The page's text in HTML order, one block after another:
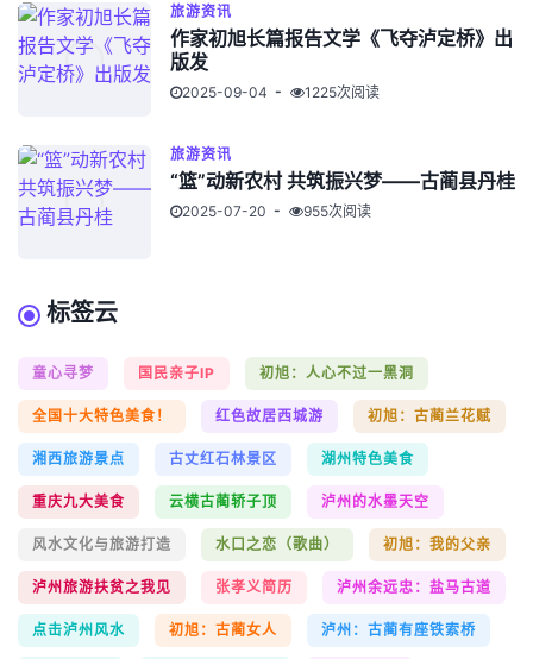
旅游资讯
作家初旭长篇报告文学《飞夺泸定桥》出
版发
2025-09-04 1225次阅读
旅游资讯
“篮”动新农村 共筑振兴梦——古蔺县丹桂
2025-07-20 955次阅读
标签云
童心寻梦 国民亲子IP 初旭：人心不过一黑洞
全国十大特色美食！ 红色故居西城游 初旭：古蔺兰花赋
湘西旅游景点 古丈红石林景区 湖州特色美食
重庆九大美食 云横古蔺轿子顶 泸州的水墨天空
风水文化与旅游打造 水口之恋（歌曲） 初旭：我的父亲
泸州旅游扶贫之我见 张孝义简历 泸州余远忠：盐马古道
点击泸州风水 初旭：古蔺女人 泸州：古蔺有座铁索桥